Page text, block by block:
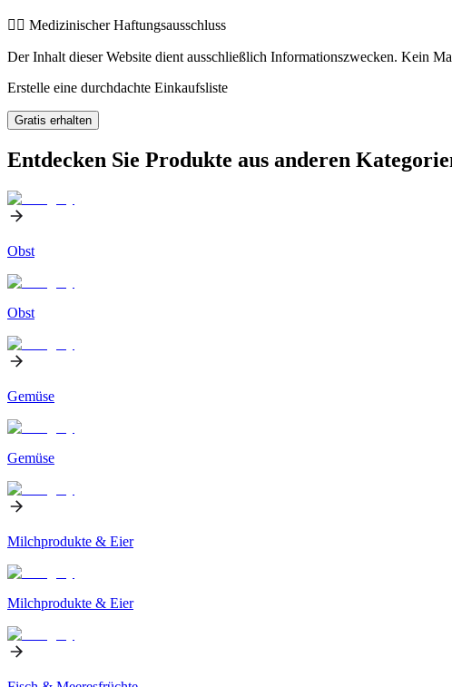
👨‍⚕️️ Medizinischer Haftungsausschluss
Der Inhalt dieser Website dient ausschließlich Informationszwecken. Kein
Erstelle eine durchdachte Einkaufsliste
Gratis erhalten
Entdecken Sie Produkte aus anderen
Obst
Obst
Gemüse
Gemüse
Milchprodukte & Eier
Milchprodukte & Eier